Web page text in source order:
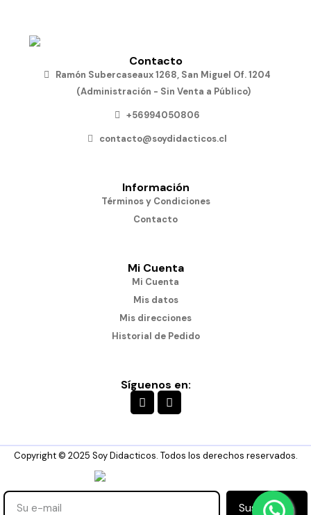
Contacto
Ramón Subercaseaux 1268, San Miguel Of. 1204
(Administración - Sin Venta a Público)
+56994050806
contacto@soydidacticos.cl
Información
Términos y Condiciones
Contacto
Mi Cuenta
Mi Cuenta
Mis datos
Mis direcciones
Historial de Pedido
Síguenos en:
Copyright © 2025 Soy Didacticos. Todos los derechos reservados.
Suscribirse